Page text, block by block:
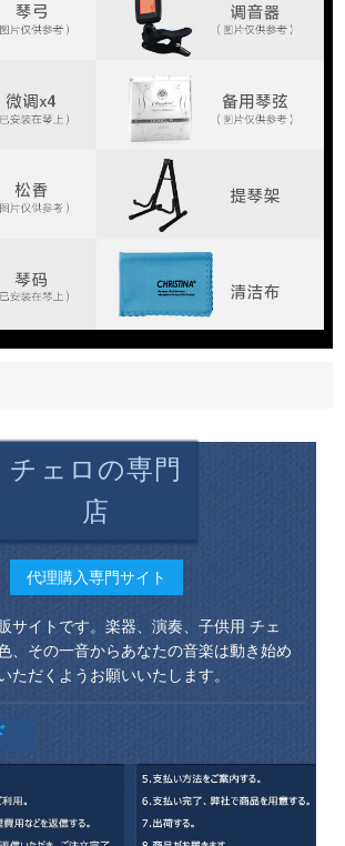
チェロの専門
店
代理購入専門サイト
サイトです。楽器、演奏、子供用 チェ
、その一音からあなたの音楽は動き始め
ただくようお願いいたします。